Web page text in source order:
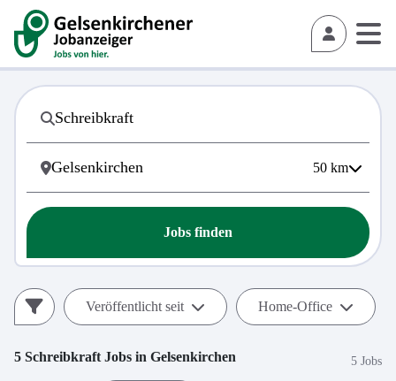
50 km
Jobs finden
Veröffentlicht seit Home-Office
5 Schreibkraft Jobs in Gelsenkirchen 5 Jobs